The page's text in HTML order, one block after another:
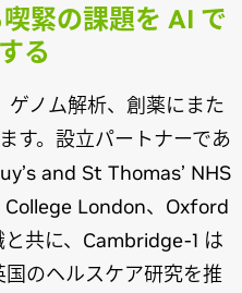
緊の課題を AI で
る
ノム解析、創薬にまた
す。設立パートナーであ
and St Thomas’ NHS
London、Oxford
共に、Cambridge-1 は
のヘルスケア研究を推